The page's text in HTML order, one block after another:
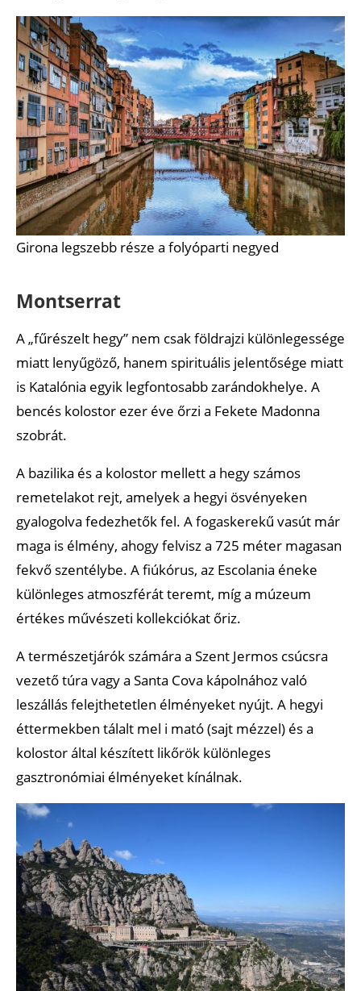
Girona legszebb része a folyóparti negyed
Montserrat
A „fűrészelt hegy” nem csak földrajzi különlegessége
miatt lenyűgöző, hanem spirituális jelentősége miatt
is Katalónia egyik legfontosabb zarándokhelye. A
bencés kolostor ezer éve őrzi a Fekete Madonna
szobrát.
A bazilika és a kolostor mellett a hegy számos
remetelakot rejt, amelyek a hegyi ösvényeken
gyalogolva fedezhetők fel. A fogaskerekű vasút már
maga is élmény, ahogy felvisz a 725 méter magasan
fekvő szentélybe. A fiúkórus, az Escolania éneke
különleges atmoszférát teremt, míg a múzeum
értékes művészeti kollekciókat őriz.
A természetjárók számára a Szent Jermos csúcsra
vezető túra vagy a Santa Cova kápolnához való
leszállás felejthetetlen élményeket nyújt. A hegyi
éttermekben tálalt mel i mató (sajt mézzel) és a
kolostor által készített likőrök különleges
gasztronómiai élményeket kínálnak.